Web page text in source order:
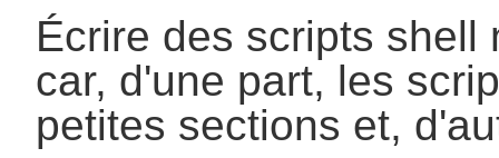
Écrire des scripts shell
car, d'une part, les
petites sections et,